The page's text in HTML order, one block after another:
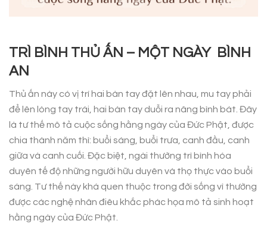
TRÌ BÌNH THỦ ẤN – MỘT NGÀY BÌNH
AN
Thủ ấn này có vị trí hai bàn tay đặt lên nhau, mu tay phải
để lên lòng tay trái, hai bàn tay duỗi ra nâng bình bát. Đây
là tư thế mô tả cuộc sống hằng ngày của Đức Phật, được
chia thành năm thì: buổi sáng, buổi trưa, canh đầu, canh
giữa và canh cuối. Đặc biệt, ngài thường trì bình hóa
duyên tế độ những người hữu duyên và thọ thực vào buổi
sáng. Tư thế này khá quen thuộc trong đời sống vì thường
được các nghệ nhân điêu khắc phác họa mô tả sinh hoạt
hằng ngày của Đức Phật.